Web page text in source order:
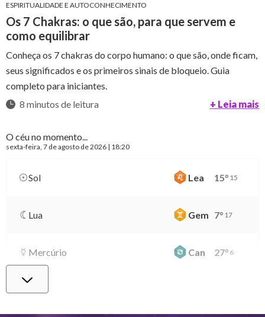
ESPIRITUALIDADE E AUTOCONHECIMENTO
Os 7 Chakras: o que são, para que servem e
como equilibrar
Conheça os 7 chakras do corpo humano: o que são, onde ficam,
seus significados e os primeiros sinais de bloqueio. Guia
completo para iniciantes.
8 minutos de leitura
+ Leia mais
O céu no momento...
sexta-feira, 7 de agosto de 2026 | 18:20
Sol Lea 15° 15
Lua Gem 7° 17
Mercúrio Can 27° 6
Vênus